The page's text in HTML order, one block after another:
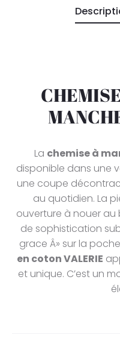
La chemise à
disponible dans une
une coupe
au quotidien. La
ouverture à nouer
de sophistication
grace Â» sur la
en coton VALERIE
et unique. C’est un